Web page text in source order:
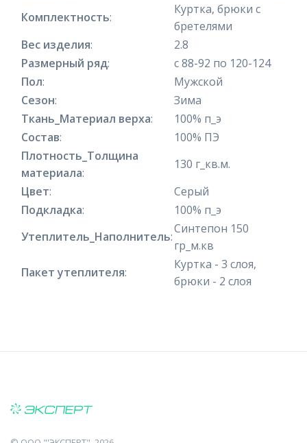
Комплектность:
Куртка, брюки с
бретелями
Вес изделия:
2.8
Размерный ряд:
с 88-92 по 120-124
Пол:
Мужской
Сезон:
Зима
Ткань_Материал верха:
100% п_э
Состав:
100% ПЭ
Плотность_Толщина
материала:
130 г_кв.м.
Цвет:
Серый
Подкладка:
100% п_э
Утеплитель_Наполнитель:
Синтепон 150
гр_м.кв
Пакет утеплителя:
Куртка - 3 слоя,
брюки - 2 слоя